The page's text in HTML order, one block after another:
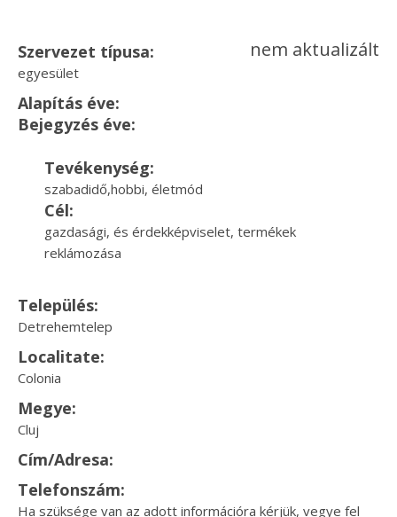
Szervezet típusa:
egyesület
nem aktualizált
Alapítás éve:
Bejegyzés éve:
Tevékenység:
szabadidő,hobbi, életmód
Cél:
gazdasági, és érdekképviselet, termékek
reklámozása
Település:
Detrehemtelep
Localitate:
Colonia
Megye:
Cluj
Cím/Adresa:
Telefonszám:
Ha szüksége van az adott információra kérjük, vegye fel